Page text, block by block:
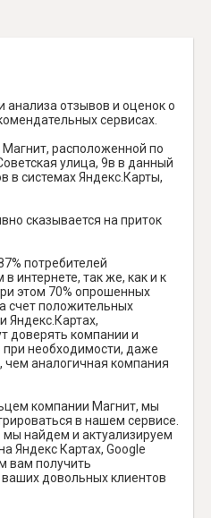
анализа отзывов и оценок о
сервисах.
расположенной по
улица, 9в в данный
в системах Яндекс.Карты,
сказывается на приток
потребителей
интернете, так же, как и к
этом 70% опрошенных
счет положительных
Яндекс.Картах,
доверять компании и
при необходимости, даже
аналогичная компания
компании Магнит, мы
в нашем сервисе.
найдем и актуализируем
Яндекс Картах, Google
вам получить
довольных клиентов